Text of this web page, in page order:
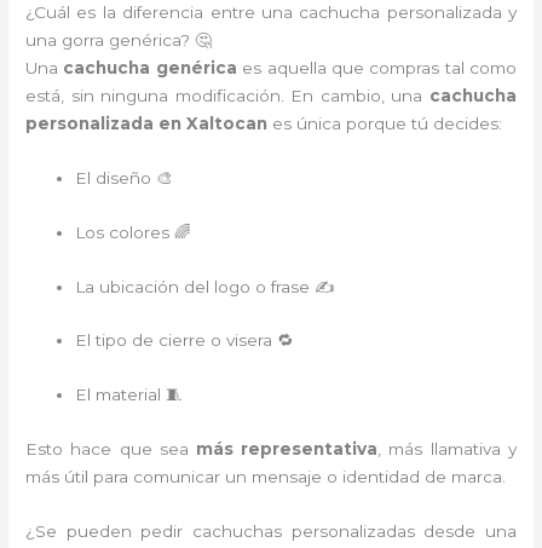
¿Cuál es la diferencia entre una cachucha personalizada y
una gorra genérica? 🤔
Una cachucha genérica es aquella que compras tal como
está, sin ninguna modificación. En cambio, una cachucha
personalizada en Xaltocan es única porque tú decides:
El diseño 🎨
Los colores 🌈
La ubicación del logo o frase ✍️
El tipo de cierre o visera 🔁
El material 🧵
Esto hace que sea más representativa , más llamativa y
más útil para comunicar un mensaje o identidad de marca.
¿Se pueden pedir cachuchas personalizadas desde una